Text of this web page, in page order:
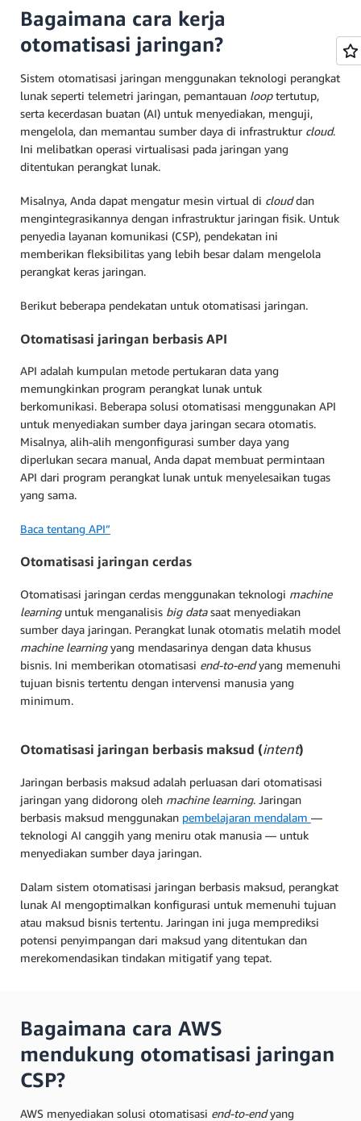
Bagaimana cara kerja
otomatisasi jaringan?
Sistem otomatisasi jaringan menggunakan teknologi perangkat
lunak seperti telemetri jaringan, pemantauan looptertutup,
serta kecerdasan buatan (AI) untuk menyediakan, menguji,
mengelola, dan memantau sumber daya di infrastruktur cloud.
Ini melibatkan operasi virtualisasi pada jaringan yang
ditentukan perangkat lunak.
Misalnya, Anda dapat mengatur mesin virtual di clouddan
mengintegrasikannya dengan infrastruktur jaringan fisik. Untuk
penyedia layanan komunikasi (CSP), pendekatan ini
memberikan fleksibilitas yang lebih besar dalam mengelola
perangkat keras jaringan.
Berikut beberapa pendekatan untuk otomatisasi jaringan.
Otomatisasi jaringan berbasis API
API adalah kumpulan metode pertukaran data yang
memungkinkan program perangkat lunak untuk
berkomunikasi. Beberapa solusi otomatisasi menggunakan API
untuk menyediakan sumber daya jaringan secara otomatis.
Misalnya, alih-alih mengonfigurasi sumber daya yang
diperlukan secara manual, Anda dapat membuat permintaan
API dari program perangkat lunak untuk menyelesaikan tugas
yang sama.
Baca tentang API”
Otomatisasi jaringan cerdas
Otomatisasi jaringan cerdas menggunakan teknologi machine
learninguntuk menganalisis big datasaat menyediakan
sumber daya jaringan. Perangkat lunak otomatis melatih model
machine learningyang mendasarinya dengan data khusus
bisnis. Ini memberikan otomatisasi end-to-endyang memenuhi
tujuan bisnis tertentu dengan intervensi manusia yang
minimum.
Otomatisasi jaringan berbasis maksud (intent)
Jaringan berbasis maksud adalah perluasan dari otomatisasi
jaringan yang didorong oleh machine learning. Jaringan
berbasis maksud menggunakan pembelajaran mendalam —
teknologi AI canggih yang meniru otak manusia — untuk
menyediakan sumber daya jaringan.
Dalam sistem otomatisasi jaringan berbasis maksud, perangkat
lunak AI mengoptimalkan konfigurasi untuk memenuhi tujuan
atau maksud bisnis tertentu. Jaringan ini juga memprediksi
potensi penyimpangan dari maksud yang ditentukan dan
merekomendasikan tindakan mitigatif yang tepat.
Bagaimana cara AWS
mendukung otomatisasi jaringan
CSP?
AWS menyediakan solusi otomatisasi end-to-endyang